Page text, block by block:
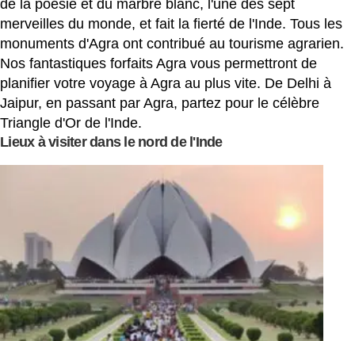
de la poésie et du marbre blanc, l'une des sept
merveilles du monde, et fait la fierté de l'Inde. Tous les
monuments d'Agra ont contribué au tourisme agrarien.
Nos fantastiques forfaits Agra vous permettront de
planifier votre voyage à Agra au plus vite. De Delhi à
Jaipur, en passant par Agra, partez pour le célèbre
Triangle d'Or de l'Inde.
Lieux à visiter dans le nord de l'Inde